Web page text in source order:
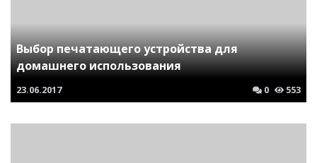
Выбор печатающего устройства для
домашнего использования
23.06.2017 0 553